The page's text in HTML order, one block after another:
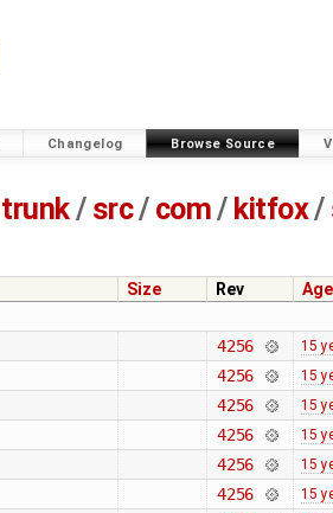
Changelog Browse Source
trunk/ src/ com/ kitfox/
Size Rev
Age
4256 15
4256 15
4256 15
4256 15
4256 15
4256 15